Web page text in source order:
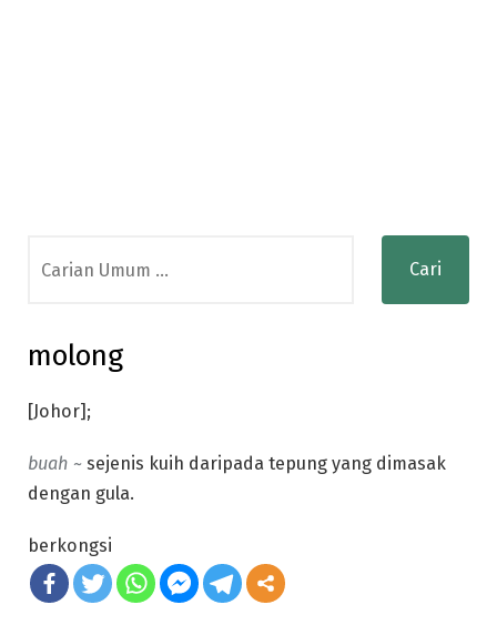
for:
molong
[Johor];
buah ~ sejenis kuih daripada tepung yang dimasak
dengan gula.
berkongsi